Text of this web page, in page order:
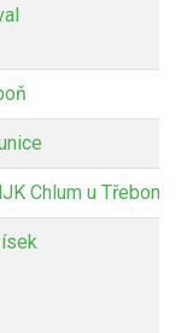
Chlum u Třeboně